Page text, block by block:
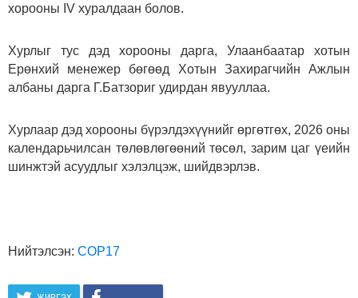
хорооны IV хуралдаан болов.
Хурлыг тус дэд хорооны дарга, Улаанбаатар хотын
Ерөнхий менежер бөгөөд Хотын Захирагчийн Ажлын
албаны дарга Г.Батзориг удирдан явууллаа.
Хурлаар дэд хорооны бүрэлдэхүүнийг өргөтгөх, 2026 оны
календарьчилсан төлөвлөгөөний төсөл, зарим цаг үеийн
шинжтэй асуудлыг хэлэлцэж, шийдвэрлэв.
Нийтэлсэн: COP17